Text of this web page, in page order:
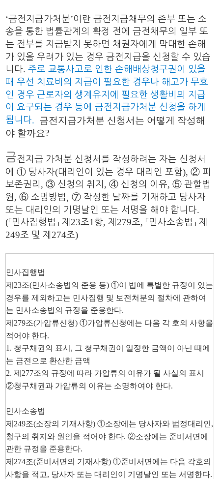
‘금전지급가처분’이란 금전지급채무의 존부 또는 소
송을 통한 법률관계의 확정 전에 금전채무의 일부 또
는 전부를 지급받지 못하면 채권자에게 막대한 손해
가 있을 우려가 있는 경우 금전지급을 신청할 수 있습
니다.주로 교통사고로 인한 손해배상청구권이 있을
때 우선 치료비의 지급이 필요한 경우나 해고가 무효
인 경우 근로자의 생계유지에 필요한 생활비의 지급
이 요구되는 경우 등에 금전지급가처분 신청을 하게
됩니다. 금전지급가처분 신청서는 어떻게 작성해
야 할까요?
금전지급 가처분 신청서를 작성하려는 자는 신청서
에① 당사자(대리인이 있는 경우 대리인 포함),② 피
보존권리 ,③ 신청의 취지 ,④ 신청의 이유,⑤관할법
원 ,⑥ 소명방법,⑦ 작성한 날짜를 기재하고 당사자
또는 대리인의 기명날인 또는 서명을 해야 합니다.
(「 민사집행법 」제 23조1 항,제 279조, 「 민사소송법 」제
249조 및 제 274조)
민사집행법
제 23조(민사소송법의 준용 등)①이 법에 특별한 규정이 있는
경우를 제외하고는 민사집행 및 보전처분의 절차에 관하여
는 민사소송법의 규정을 준용한다.
제 279조(가압류신청)①가압류신청에는 다음 각 호의 사항을
적어야 한다
1. 청구채권의 표시 , 그 청구채권이 일정한 금액이 아닌 때에
는 금전으로 환산한 금액
2.제 277조의 규정에 따라 가압류의 이유가 될 사실의 표시
②청구채권과 가압류의 이유는 소명하여야 한다.
민사소송법
제 249조(소장의 기재사항)①소장에는 당사자와 법정대리인,
청구의 취지와 원인을 적어야 한다.②소장에는 준비서면에
관한 규정을 준용한다.
제 274조(준비서면의 기재사항)①준비서면에는 다음 각호의
사항을 적고
당사자 또는 대리인이 기명날인 또는 서명한다